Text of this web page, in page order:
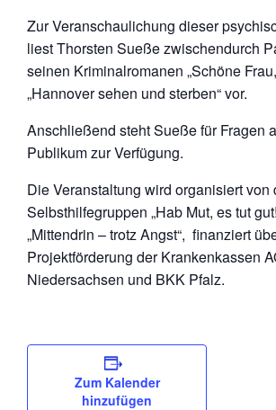
Zur Veranschaulichung dieser
liest Thorsten Sueße zwischendurch
seinen Kriminalromanen „Schöne
„Hannover sehen und sterben“ vor.
Anschließend steht Sueße für Fragen
Publikum zur Verfügung.
Die Veranstaltung wird organisiert von
Selbsthilfegruppen „Hab Mut, es tut
„Mittendrin – trotz Angst“, finanziert
Projektförderung der Krankenkassen
Niedersachsen und BKK Pfalz.
Zum Kalender
hinzufügen